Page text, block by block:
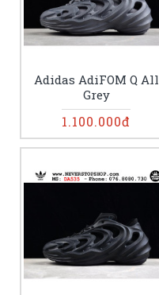
Adidas AdiFOM Q All
Grey
1.100.000đ